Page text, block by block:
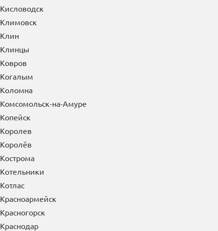
Кисловодск
Климовск
Клин
Клинцы
Ковров
Когалым
Коломна
Комсомольск-на-Амуре
Копейск
Королев
Королёв
Кострома
Котельники
Котлас
Красноармейск
Красногорск
Краснодар